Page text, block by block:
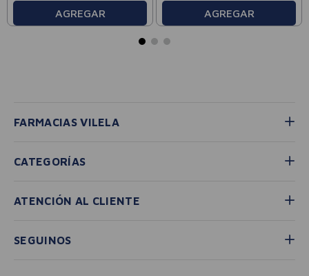
AGREGAR AGREGAR
FARMACIAS VILELA
CATEGORÍAS
ATENCIÓN AL CLIENTE
SEGUINOS